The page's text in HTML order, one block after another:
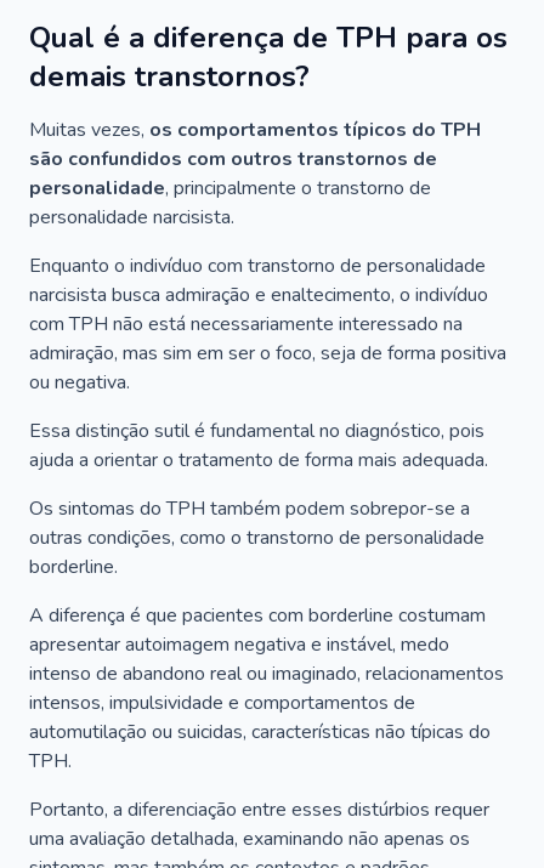
Qual é a diferença de TPH para os
demais transtornos?
Muitas vezes, os comportamentos típicos do TPH
são confundidos com outros transtornos de
personalidade, principalmente o transtorno de
personalidade narcisista.
Enquanto o indivíduo com transtorno de personalidade
narcisista busca admiração e enaltecimento, o indivíduo
com TPH não está necessariamente interessado na
admiração, mas sim em ser o foco, seja de forma positiva
ou negativa.
Essa distinção sutil é fundamental no diagnóstico, pois
ajuda a orientar o tratamento de forma mais adequada.
Os sintomas do TPH também podem sobrepor-se a
outras condições, como o transtorno de personalidade
borderline.
A diferença é que pacientes com borderline costumam
apresentar autoimagem negativa e instável, medo
intenso de abandono real ou imaginado, relacionamentos
intensos, impulsividade e comportamentos de
automutilação ou suicidas, características não típicas do
TPH.
Portanto, a diferenciação entre esses distúrbios requer
uma avaliação detalhada, examinando não apenas os